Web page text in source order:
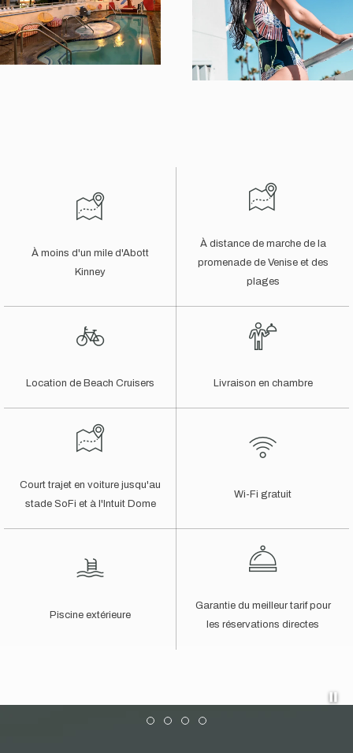
À moins d'un mile d'Abott
Kinney
À distance de marche de la
promenade de Venise et des
plages
Location de Beach Cruisers Livraison en chambre
Court trajet en voiture jusqu'au
stade SoFi et à l'Intuit Dome
Wi-Fi gratuit
Piscine extérieure
Garantie du meilleur tarif pour
les réservations directes